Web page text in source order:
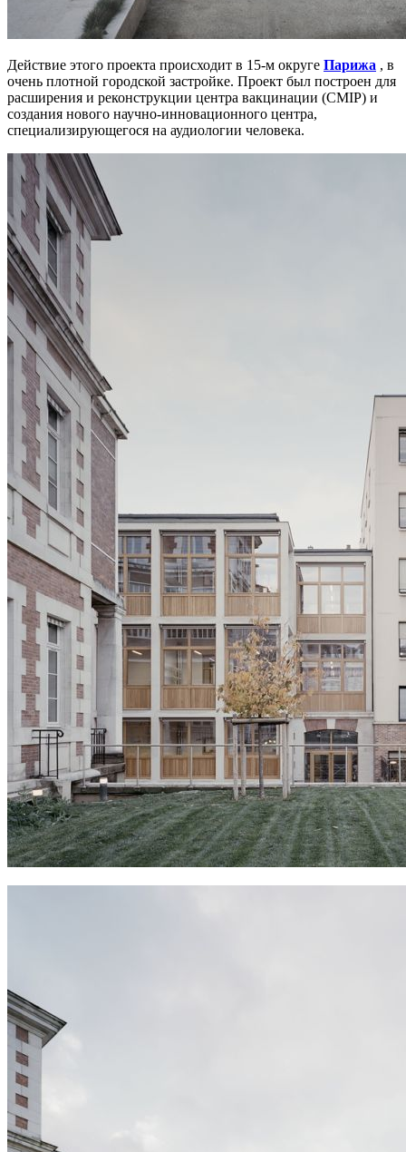
Действие этого проекта происходит в 15-м округе Парижа , в
очень плотной городской застройке. Проект был построен для
расширения и реконструкции центра вакцинации (CMIP) и
создания нового научно-инновационного центра,
специализирующегося на аудиологии человека.